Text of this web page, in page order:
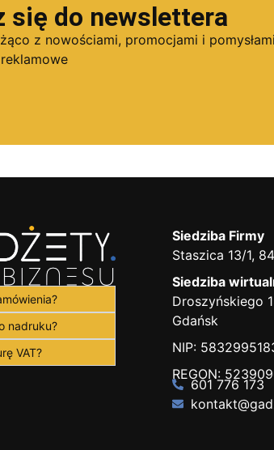
się do newslettera
z nowościami, promocjami i pomysłami
nadruku?
VAT?
Siedziba Firmy
Staszica 13/1,
Siedziba
Droszyńskiego
Gdańsk
NIP:
REGON:
601 776 173